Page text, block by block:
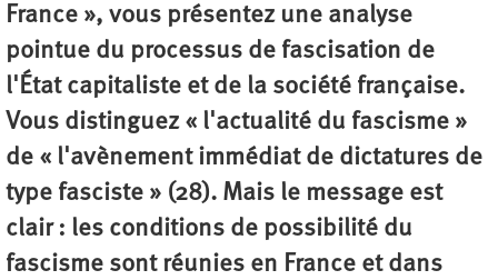
France », vous présentez une analyse
pointue du processus de fascisation de
l'État capitaliste et de la société française.
Vous distinguez « l'actualité du fascisme »
de « l'avènement immédiat de dictatures de
type fasciste » (28). Mais le message est
clair : les conditions de possibilité du
fascisme sont réunies en France et dans